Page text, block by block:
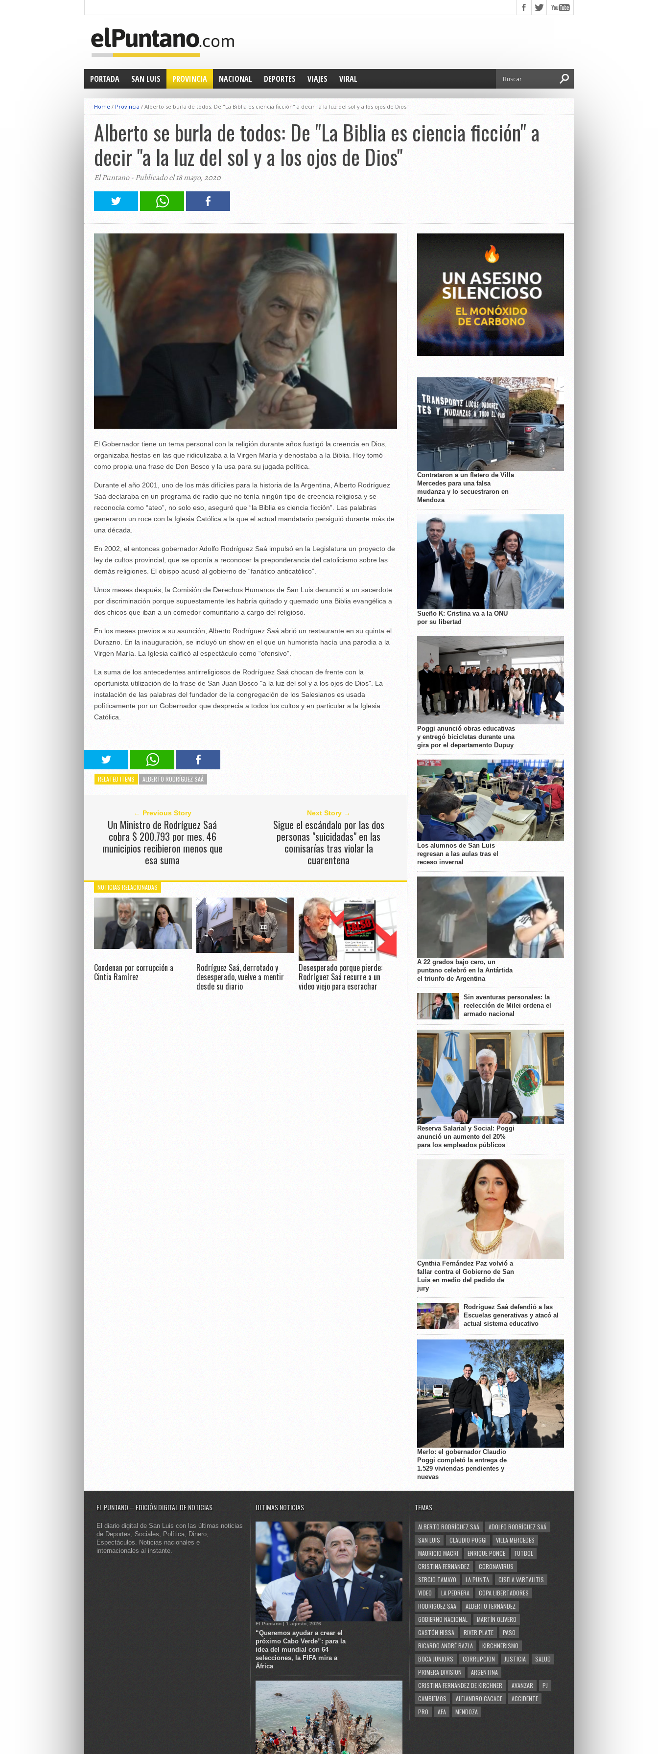
PORTADA SAN LUIS PROVINCIA NACIONAL DEPORTES VIAJES VIRAL
Home / Provincia / Alberto se burla de todos: De "La Biblia es ciencia ficción" a decir "a la luz del sol y a los ojos de Dios"
Alberto se burla de todos: De "La Biblia es ciencia ficción" a
decir "a la luz del sol y a los ojos de Dios"
El Puntano - Publicado el 18 mayo, 2020
El Gobernador tiene un tema personal con la religión durante años fustigó la creencia en Dios,
organizaba fiestas en las que ridiculizaba a la Virgen María y denostaba a la Biblia. Hoy tomó
como propia una frase de Don Bosco y la usa para su jugada política.
Durante el año 2001, uno de los más difíciles para la historia de la Argentina, Alberto Rodríguez
Saá declaraba en un programa de radio que no tenía ningún tipo de creencia religiosa y se
reconocía como “ateo”, no solo eso, aseguró que “la Biblia es ciencia ficción”. Las palabras
generaron un roce con la Iglesia Católica a la que el actual mandatario persiguió durante más de
una década.
En 2002, el entonces gobernador Adolfo Rodríguez Saá impulsó en la Legislatura un proyecto de
ley de cultos provincial, que se oponía a reconocer la preponderancia del catolicismo sobre las
demás religiones. El obispo acusó al gobierno de “fanático anticatólico”.
Unos meses después, la Comisión de Derechos Humanos de San Luis denunció a un sacerdote
por discriminación porque supuestamente les habría quitado y quemado una Biblia evangélica a
dos chicos que iban a un comedor comunitario a cargo del religioso.
En los meses previos a su asunción, Alberto Rodríguez Saá abrió un restaurante en su quinta el
Durazno. En la inauguración, se incluyó un show en el que un humorista hacía una parodia a la
Virgen María. La Iglesia calificó al espectáculo como “ofensivo”.
La suma de los antecedentes antirreligiosos de Rodríguez Saá chocan de frente con la
oportunista utilización de la frase de San Juan Bosco "a la luz del sol y a los ojos de Dios". La
instalación de las palabras del fundador de la congregación de los Salesianos es usada
políticamente por un Gobernador que desprecia a todos los cultos y en particular a la Iglesia
Católica.
RELATED ITEMS ALBERTO RODRÍGUEZ SAÁ
← Previous Story
Un Ministro de Rodríguez Saá
cobra $ 200.793 por mes. 46
municipios recibieron menos que
esa suma
Next Story →
Sigue el escándalo por las dos
personas "suicidadas" en las
comisarías tras violar la
cuarentena
NOTICIAS RELACIONADAS
Condenan por corrupción a
Cintia Ramírez
Rodríguez Saá, derrotado y
desesperado, vuelve a mentir
desde su diario
Desesperado porque pierde:
Rodríguez Saá recurre a un
video viejo para escrachar
Contrataron a un fletero de Villa
Mercedes para una falsa
mudanza y lo secuestraron en
Mendoza
Sueño K: Cristina va a la ONU
por su libertad
Poggi anunció obras educativas
y entregó bicicletas durante una
gira por el departamento Dupuy
Los alumnos de San Luis
regresan a las aulas tras el
receso invernal
A 22 grados bajo cero, un
puntano celebró en la Antártida
el triunfo de Argentina
Sin aventuras personales: la
reelección de Milei ordena el
armado nacional
Reserva Salarial y Social: Poggi
anunció un aumento del 20%
para los empleados públicos
Cynthia Fernández Paz volvió a
fallar contra el Gobierno de San
Luis en medio del pedido de
jury
Rodríguez Saá defendió a las
Escuelas generativas y atacó al
actual sistema educativo
Merlo: el gobernador Claudio
Poggi completó la entrega de
1.529 viviendas pendientes y
nuevas
EL PUNTANO – EDICIÓN DIGITAL DE NOTICIAS
El diario digital de San Luis con las últimas noticias
de Deportes, Sociales, Política, Dinero,
Espectáculos. Noticias nacionales e
internacionales al instante.
ULTIMAS NOTICIAS
El Puntano | 1 agosto, 2026
“Queremos ayudar a crear el
próximo Cabo Verde”: para la
idea del mundial con 64
selecciones, la FIFA mira a
África
TEMAS
ALBERTO RODRÍGUEZ SAÁ
ADOLFO RODRÍGUEZ SAÁ
SAN LUIS
CLAUDIO POGGI
VILLA MERCEDES
MAURICIO MACRI
ENRIQUE PONCE
FUTBOL
CRISTINA FERNÁNDEZ
CORONAVIRUS
SERGIO TAMAYO
LA PUNTA
GISELA VARTALITIS
VIDEO
LA PEDRERA
COPA LIBERTADORES
RODRIGUEZ SAA
ALBERTO FERNÁNDEZ
GOBIERNO NACIONAL
MARTÍN OLIVERO
GASTÓN HISSA
RIVER PLATE
PASO
RICARDO ANDRÉ BAZLA
KIRCHNERISMO
BOCA JUNIORS
CORRUPCION JUSTICIA
SALUD
PRIMERA DIVISION
ARGENTINA
CRISTINA FERNÁNDEZ DE KIRCHNER
AVANZAR
PJ
CAMBIEMOS
ALEJANDRO CACACE
ACCIDENTE
PRO
AFA MENDOZA